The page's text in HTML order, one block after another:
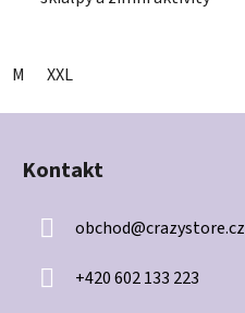
M XXL
Z
Kontakt
obchod@crazystore.cz
+420 602 133 223